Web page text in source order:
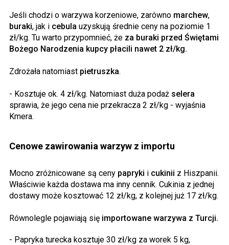
Jeśli chodzi o warzywa korzeniowe, zarówno marchew,
buraki, jak i cebula uzyskują średnie ceny na poziomie 1
zł/kg. Tu warto przypomnieć, że za buraki przed Świętami
Bożego Narodzenia kupcy płacili nawet 2 zł/kg.
Zdrożała natomiast pietruszka.
- Kosztuje ok. 4 zł/kg. Natomiast duża podaż selera
sprawia, że jego cena nie przekracza 2 zł/kg - wyjaśnia
Kmera.
Cenowe zawirowania warzyw z importu
Mocno zróżnicowane są ceny papryki i cukinii z Hiszpanii.
Właściwie każda dostawa ma inny cennik. Cukinia z jednej
dostawy może kosztować 12 zł/kg, z kolejnej już 17 zł/kg.
Równolegle pojawiają się importowane warzywa z Turcji.
- Papryka turecka kosztuje 30 zł/kg za worek 5 kg,